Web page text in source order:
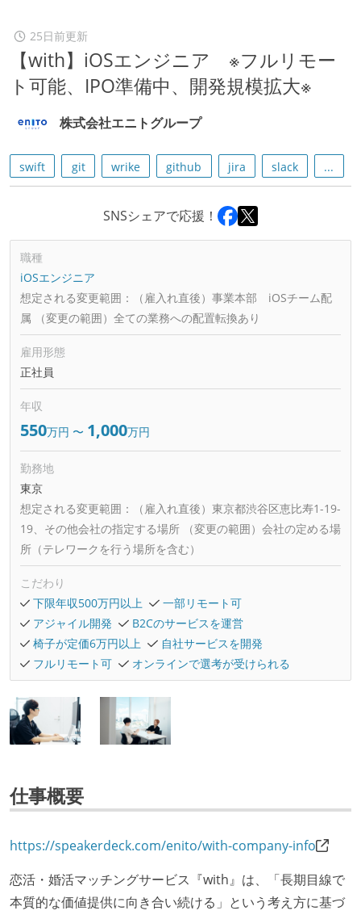
25日前更新
【with】iOSエンジニア ※フルリモー
ト可能、IPO準備中、開発規模拡大※
株式会社エニトグループ
swift git wrike github jira slack ...
SNSシェアで応援！
職種
iOSエンジニア
想定される変更範囲：
（雇入れ直後）事業本部 iOSチーム配
属 （変更の範囲）全ての業務への配置転換あり
雇用形態
正社員
年収
550万円 〜 1,000万円
勤務地
東京
想定される変更範囲：
（雇入れ直後）東京都渋谷区恵比寿1-19-
19、その他会社の指定する場所 （変更の範囲）会社の定める場
所（テレワークを行う場所を含む）
こだわり
下限年収500万円以上
一部リモート可
アジャイル開発
B2Cのサービスを運営
椅子が定価6万円以上
自社サービスを開発
フルリモート可
オンラインで選考が受けられる
仕事概要
https://speakerdeck.com/enito/with-company-info
恋活・婚活マッチングサービス『with』は、「長期目線で
本質的な価値提供に向き合い続ける」という考え方に基づ